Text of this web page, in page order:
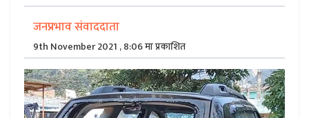
जनप्रभाव संवाददाता
9th November 2021 , 8:06 मा प्रकाशित